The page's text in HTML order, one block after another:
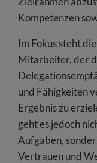
Kompetenzen
Im Fokus steht
Mitarbeiter, der
und Fähigkeiten
Ergebnis zu
geht es jedoch
Aufgaben,
Vertrauen und